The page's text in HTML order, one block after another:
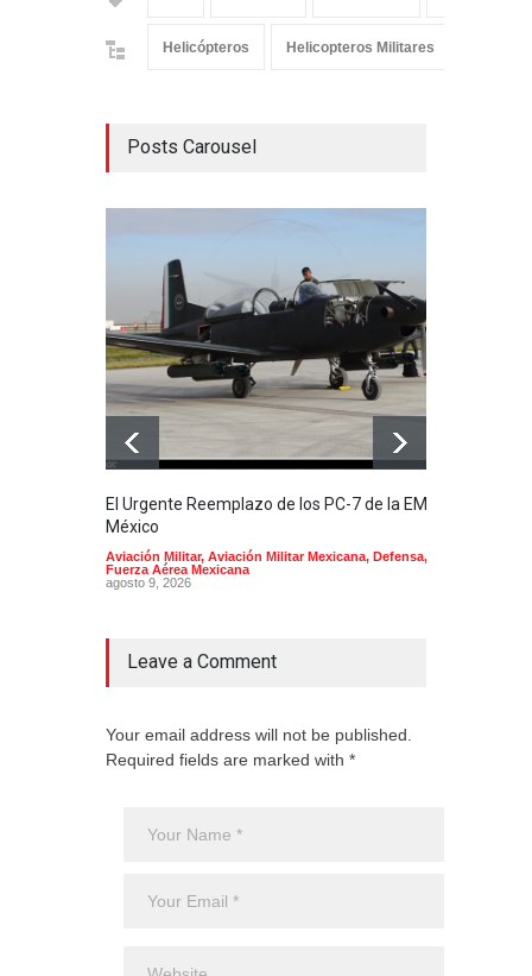
Helicópteros Helicopteros Militares
Posts Carousel
El Urgente Reemplazo de los PC-7 de la EMA en
México
Aviación Militar, Aviación Militar Mexicana, Defensa,
Fuerza Aérea Mexicana
agosto 9, 2026
Leave a Comment
Your email address will not be published.
Required fields are marked with *